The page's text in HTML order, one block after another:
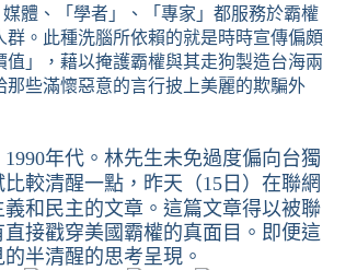
體、
「學者」、「專家」 都服務於霸權
。此種洗腦所依賴的就是時時宣傳偏頗
值」，藉以掩護霸權與其走狗製造台海兩
些滿懷惡意的言行披上美麗的欺騙外
1990年代。林先生未免過度偏向台獨
較清醒一點，昨天（15日）在聯網
和民主的文章。這篇文章得以被聯
接戳穿美國霸權的真面目。即便這
半清醒的思考呈現。